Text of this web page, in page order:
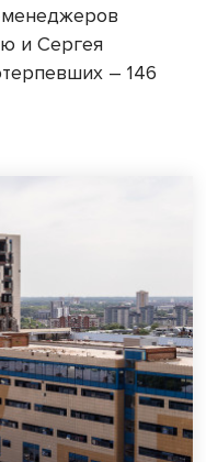
менеджеров
и Сергея
– 146